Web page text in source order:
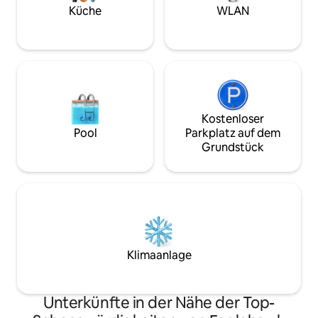
dich
Halbinsel zu
Küche WLAN
Pool
Kostenloser
Parkplatz auf dem
Grundstück
Klimaanlage
Unterkünfte in der Nähe der Top-